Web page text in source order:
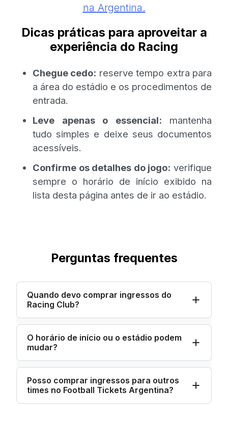
na Argentina.
Dicas práticas para aproveitar a
experiência do Racing
Chegue cedo: reserve tempo extra para
a área do estádio e os procedimentos de
entrada.
Leve apenas o essencial: mantenha
tudo simples e deixe seus documentos
acessíveis.
Confirme os detalhes do jogo: verifique
sempre o horário de início exibido na
lista desta página antes de ir ao estádio.
Perguntas frequentes
Quando devo comprar ingressos do
Racing Club?
O horário de início ou o estádio podem
mudar?
Posso comprar ingressos para outros
times no Football Tickets Argentina?